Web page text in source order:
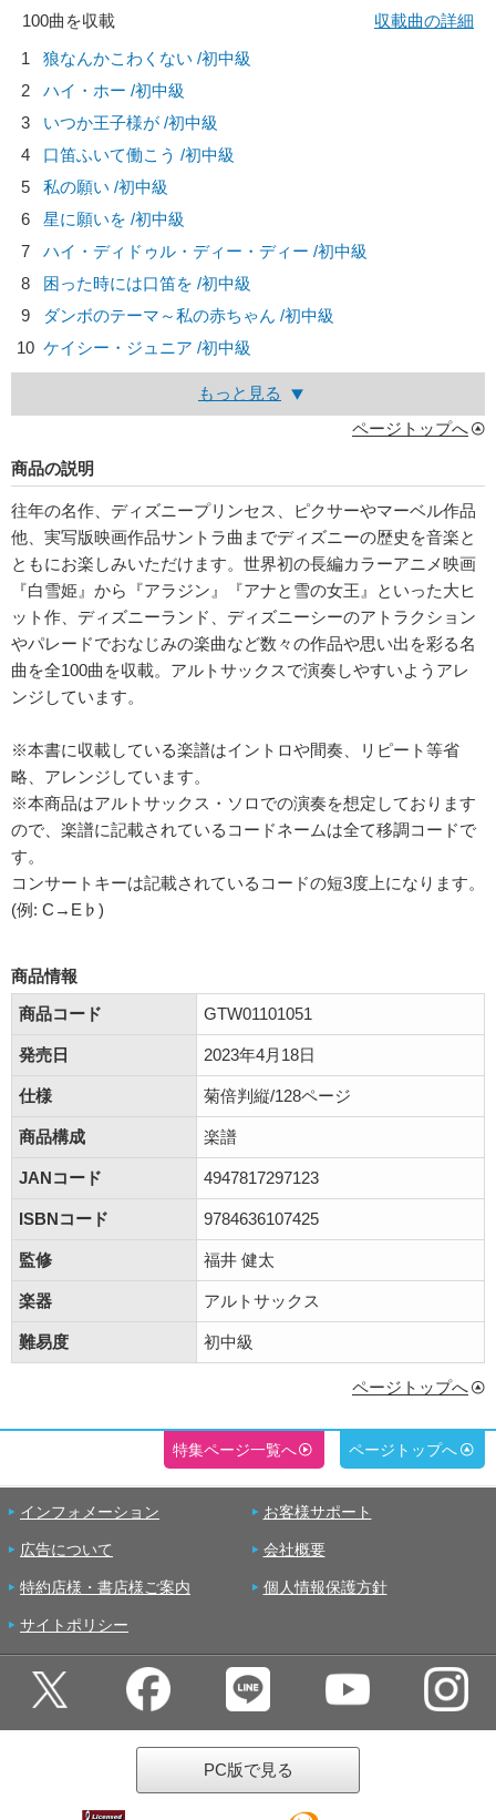
100曲を収載
収載曲の詳細
1
狼なんかこわくない /初中級
2
ハイ・ホー /初中級
3
いつか王子様が /初中級
4
口笛ふいて働こう /初中級
5
私の願い /初中級
6
星に願いを /初中級
7
ハイ・ディドゥル・ディー・ディー /初中級
8
困った時には口笛を /初中級
9
ダンボのテーマ～私の赤ちゃん /初中級
10 ケイシー・ジュニア /初中級
もっと見る
ページトップへ
商品の説明
往年の名作、ディズニープリンセス、ピクサーやマーベル作品
他、実写版映画作品サントラ曲までディズニーの歴史を音楽と
ともにお楽しみいただけます。世界初の長編カラーアニメ映画
『白雪姫』から『アラジン』『アナと雪の女王』といった大ヒ
ット作、ディズニーランド、ディズニーシーのアトラクション
やパレードでおなじみの楽曲など数々の作品や思い出を彩る名
曲を全100曲を収載。アルトサックスで演奏しやすいようアレ
ンジしています。
※本書に収載している楽譜はイントロや間奏、リピート等省
略、アレンジしています。
※本商品はアルトサックス・ソロでの演奏を想定しております
ので、楽譜に記載されているコードネームは全て移調コードで
す。
コンサートキーは記載されているコードの短3度上になります。
(例: C→E♭)
商品情報
商品コード
GTW01101051
発売日 2023年4月18日
仕様 菊倍判縦/128ページ
商品構成 楽譜
JANコード 4947817297123
ISBNコード 9784636107425
監修 福井 健太
楽器 アルトサックス
難易度 初中級
ページトップへ
特集ページ一覧へ ページトップへ
インフォメーション お客様サポート
広告について 会社概要
特約店様・書店様ご案内 個人情報保護方針
サイトポリシー
PC版で見る